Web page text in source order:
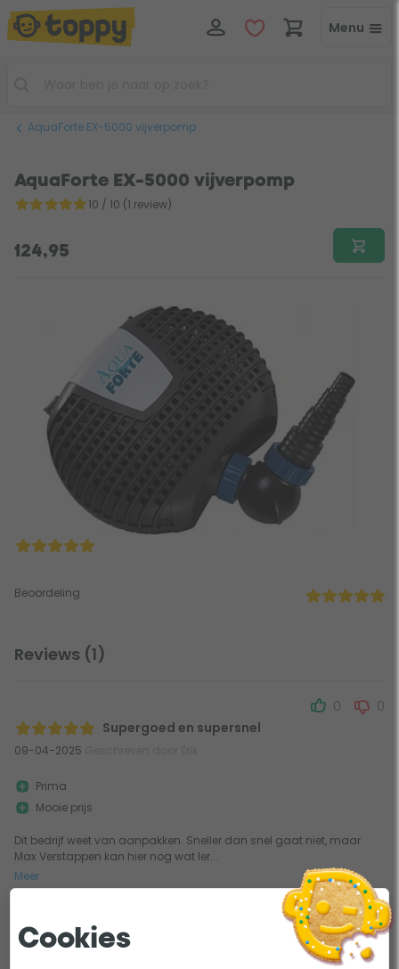
Menu
AquaForte EX-5000 vijverpomp
AquaForte EX-5000 vijverpomp
10 / 10 (1 review)
124,95
Beoordeling
Reviews (1)
Supergoed en supersnel
09-04-2025
0 0
Dit bedrijf weet van aanpakken. Sneller dan snel gaat niet, maar
Max Verstappen kan hier nog wat ler...
Meer
Prima
Mooie prijs
1
Cookies